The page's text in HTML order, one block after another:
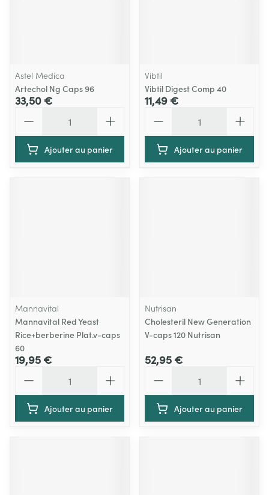
Astel Medica
Artechol Ng Caps 96
33,50 €
Ajouter au panier
Vibtil
Vibtil Digest Comp 40
11,49 €
Ajouter au panier
Mannavital
Mannavital Red Yeast
Rice+berberine Plat.v-caps
60
19,95 €
Ajouter au panier
Nutrisan
Cholesteril New Generation
V-caps 120 Nutrisan
52,95 €
Ajouter au panier